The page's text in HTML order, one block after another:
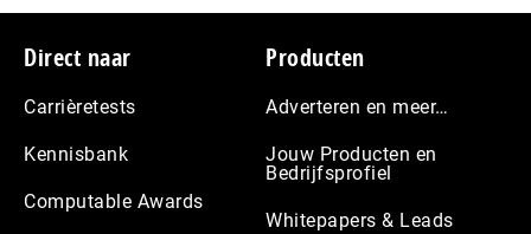
Footer
Direct naar
Carrièretests
Kennisbank
Computable Awards
Producten
Adverteren en meer…
Jouw Producten en
Bedrijfsprofiel
Whitepapers & Leads